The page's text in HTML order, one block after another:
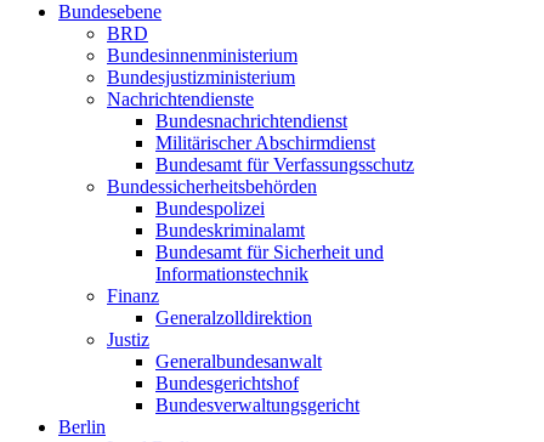
Bundesebene
BRD
Bundesinnenministerium
Bundesjustizministerium
Nachrichtendienste
Bundesnachrichtendienst
Militärischer Abschirmdienst
Bundesamt für Verfassungsschutz
Bundessicherheitsbehörden
Bundespolizei
Bundeskriminalamt
Bundesamt für Sicherheit und
Informationstechnik
Finanz
Generalzolldirektion
Justiz
Generalbundesanwalt
Bundesgerichtshof
Bundesverwaltungsgericht
Berlin